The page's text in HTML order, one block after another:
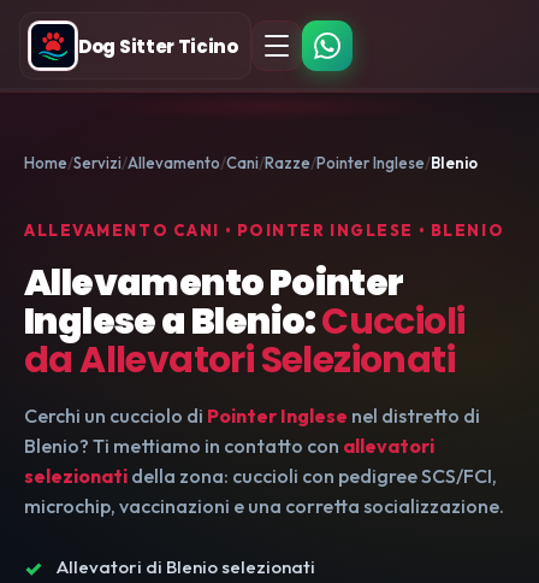
Dog Sitter Ticino
Home Servizi Allevamento Cani Razze Pointer Inglese Blenio
ALLEVAMENTO CANI • POINTER INGLESE • BLENIO
Allevamento Pointer
Inglese a Blenio:Cuccioli
da Allevatori Selezionati
Cerchi un cucciolo di Pointer Inglese nel distretto di
Blenio? Ti mettiamo in contatto con allevatori
selezionati della zona: cuccioli con pedigree SCS/FCI,
microchip, vaccinazioni e una corretta socializzazione.
Allevatori di Blenio selezionati